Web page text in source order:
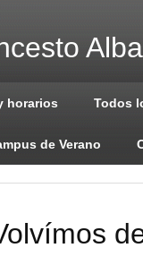
horarios Todos
de Verano